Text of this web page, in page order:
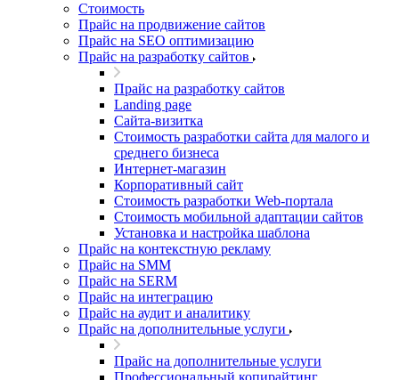
Стоимость
Прайс на продвижение сайтов
Прайс на SEO оптимизацию
Прайс на разработку сайтов
Прайс на разработку сайтов
Landing page
Cайта-визитка
Стоимость разработки сайта для малого и
среднего бизнеса
Интернет-магазин
Корпоративный сайт
Стоимость разработки Web-портала
Стоимость мобильной адаптации сайтов
Установка и настройка шаблона
Прайс на контекстную рекламу
Прайс на SMM
Прайс на SERM
Прайс на интеграцию
Прайс на аудит и аналитику
Прайс на дополнительные услуги
Прайс на дополнительные услуги